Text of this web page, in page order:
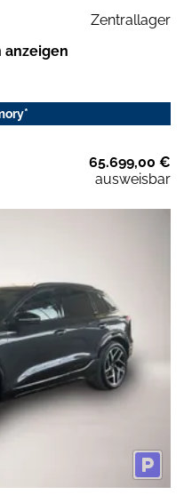
Zentrallager
anzeigen
65.699,00 €
ausweisbar